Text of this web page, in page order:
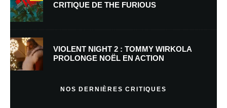
Enregistrer mon nom, mon e-mail et mon site dans le navigateur pour
mon prochain commentaire.
Prévenez-moi de tous les nouveaux commentaires par e-mail.
Prévenez-moi de tous les nouveaux articles par e-mail.
CRITIQUE DE THE FURIOUS
VIOLENT NIGHT 2 : TOMMY WIRKOLA
PROLONGE NOËL EN ACTION
NOS DERNIÈRES CRITIQUES